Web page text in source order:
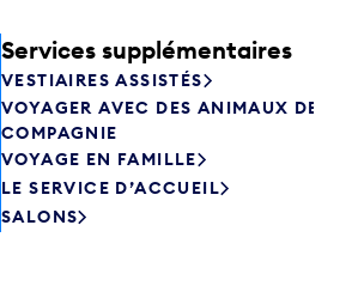
Services supplémentaires
VESTIAIRES ASSISTÉS
VOYAGER AVEC DES ANIMAUX DE
COMPAGNIE
VOYAGE EN FAMILLE
LE SERVICE D’ACCUEIL
SALONS